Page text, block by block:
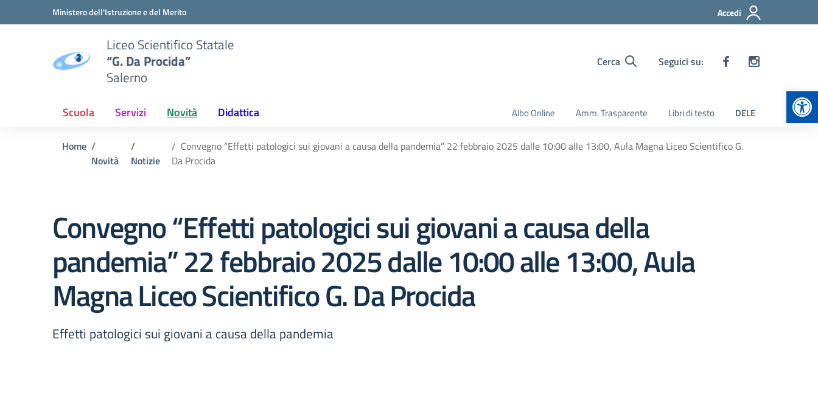
Vai ai contenuti
Vai al menu di navigazioneMinistero dell'Istruzione e del Merito Accedi
Liceo Scientifico Statale
“G. Da Procida”
Salerno
Cerca Seguici su:
Scuola Servizi Novità Didattica Albo Online Amm. Trasparente Libri di testo DELE
Home
Novità
Notizie
Convegno “Effetti patologici sui giovani a causa della pandemia” 22 febbraio 2025 dalle 10:00 alle 13:00, Aula Magna Liceo Scientifico G.
Da Procida
Convegno “Effetti patologici sui giovani a causa della
pandemia” 22 febbraio 2025 dalle 10:00 alle 13:00, Aula
Magna Liceo Scientifico G. Da Procida
Effetti patologici sui giovani a causa della pandemia